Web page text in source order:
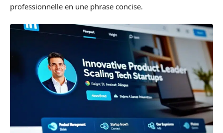
professionnelle en une phrase concise.